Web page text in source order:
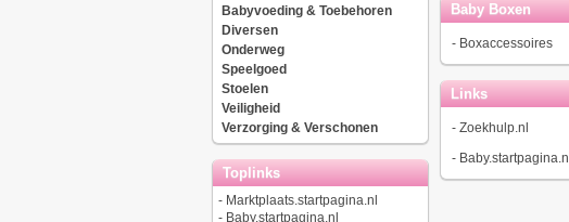
Babyvoeding & Toebehoren
Diversen
Onderweg
Speelgoed
Stoelen
Veiligheid
Verzorging & Verschonen
Toplinks
- Marktplaats.startpagina.nl
- Baby.startpagina.nl
Baby Boxen
- Boxaccessoires
Links
- Zoekhulp.nl
- Baby.startpagina.nl